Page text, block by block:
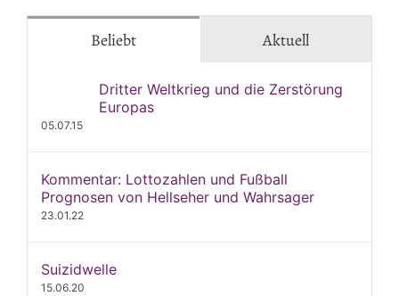
Beliebt Aktuell
Dritter Weltkrieg und die Zerstörung
Europas
05.07.15
Kommentar: Lottozahlen und Fußball
Prognosen von Hellseher und Wahrsager
23.01.22
Suizidwelle
15.06.20